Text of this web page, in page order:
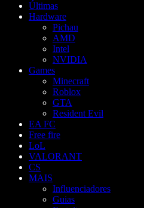
Últimas
Hardware
Pichau
AMD
Intel
NVIDIA
Games
Minecraft
Roblox
GTA
Resident Evil
EA FC
Free fire
LoL
VALORANT
CS
MAIS
Influenciadores
Guias